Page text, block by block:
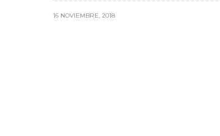
16 NOVIEMBRE, 2018